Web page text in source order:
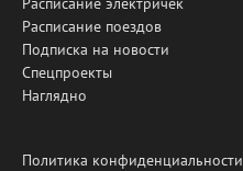
Расписание поездов
Подписка на новости
Спецпроекты
Наглядно
Политика конфиденциальности